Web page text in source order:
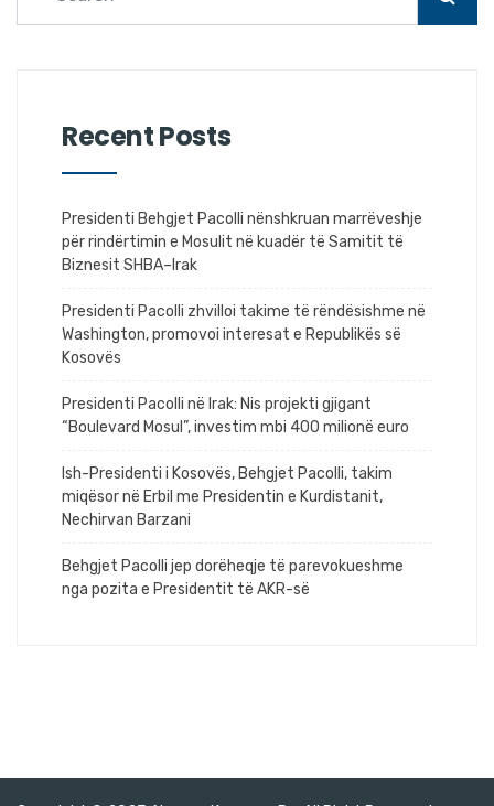
Recent Posts
Presidenti Behgjet Pacolli nënshkruan marrëveshje
për rindërtimin e Mosulit në kuadër të Samitit të
Biznesit SHBA–Irak
Presidenti Pacolli zhvilloi takime të rëndësishme në
Washington, promovoi interesat e Republikës së
Kosovës
Presidenti Pacolli në Irak: Nis projekti gjigant
“Boulevard Mosul”, investim mbi 400 milionë euro
Ish-Presidenti i Kosovës, Behgjet Pacolli, takim
miqësor në Erbil me Presidentin e Kurdistanit,
Nechirvan Barzani
Behgjet Pacolli jep dorëheqje të parevokueshme
nga pozita e Presidentit të AKR-së